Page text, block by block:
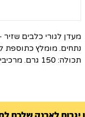
מעדן לגורי כלבים
נתחים. מומלץ כתוספת
תכולה: 150 גרם. מרכיבים: פילה עוף 67%